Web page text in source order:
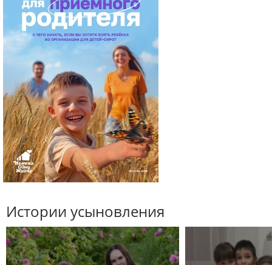
Истории усыновления